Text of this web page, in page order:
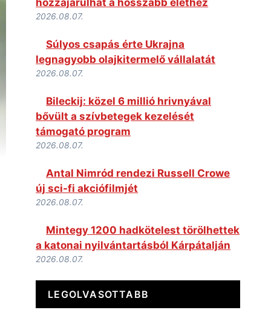
2026.08.07.
Súlyos csapás érte Ukrajna
legnagyobb olajkitermelő vállalatát
2026.08.07.
Bileckij: közel 6 millió hrivnyával
bővült a szívbetegek kezelését
támogató program
2026.08.07.
Antal Nimród rendezi Russell Crowe
új sci-fi akciófilmjét
2026.08.07.
Mintegy 1200 hadkötelest törölhettek
a katonai nyilvántartásból Kárpátalján
2026.08.07.
LEGOLVASOTTABB